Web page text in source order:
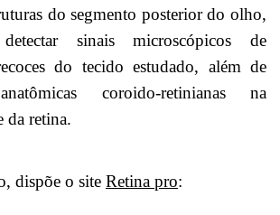
do segmento posterior do olho,
sinais microscópicos de
do tecido estudado, além de
coroido-retinianas na
da retina.
dispõe o site Retina pro: